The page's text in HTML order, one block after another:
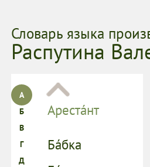
Словарь языка
Распутина